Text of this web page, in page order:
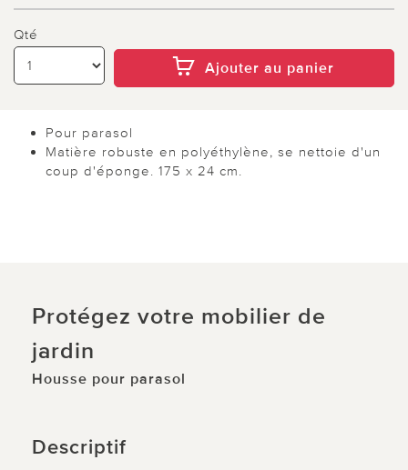
Qté
Ajouter au panier
Pour parasol
Matière robuste en polyéthylène, se nettoie d'un
coup d'éponge. 175 x 24 cm.
Protégez votre mobilier de
jardin
Housse pour parasol
Descriptif